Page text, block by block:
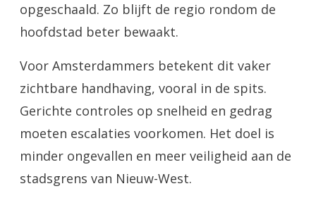
opgeschaald. Zo blijft de regio rondom de
hoofdstad beter bewaakt.
Voor Amsterdammers betekent dit vaker
zichtbare handhaving, vooral in de spits.
Gerichte controles op snelheid en gedrag
moeten escalaties voorkomen. Het doel is
minder ongevallen en meer veiligheid aan de
stadsgrens van Nieuw-West.